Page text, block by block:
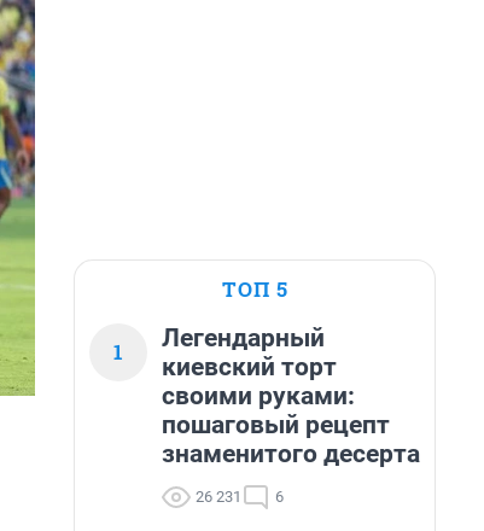
ТОП 5
1
Легендарный
киевский торт
своими руками:
пошаговый рецепт
знаменитого десерта
26 231 6